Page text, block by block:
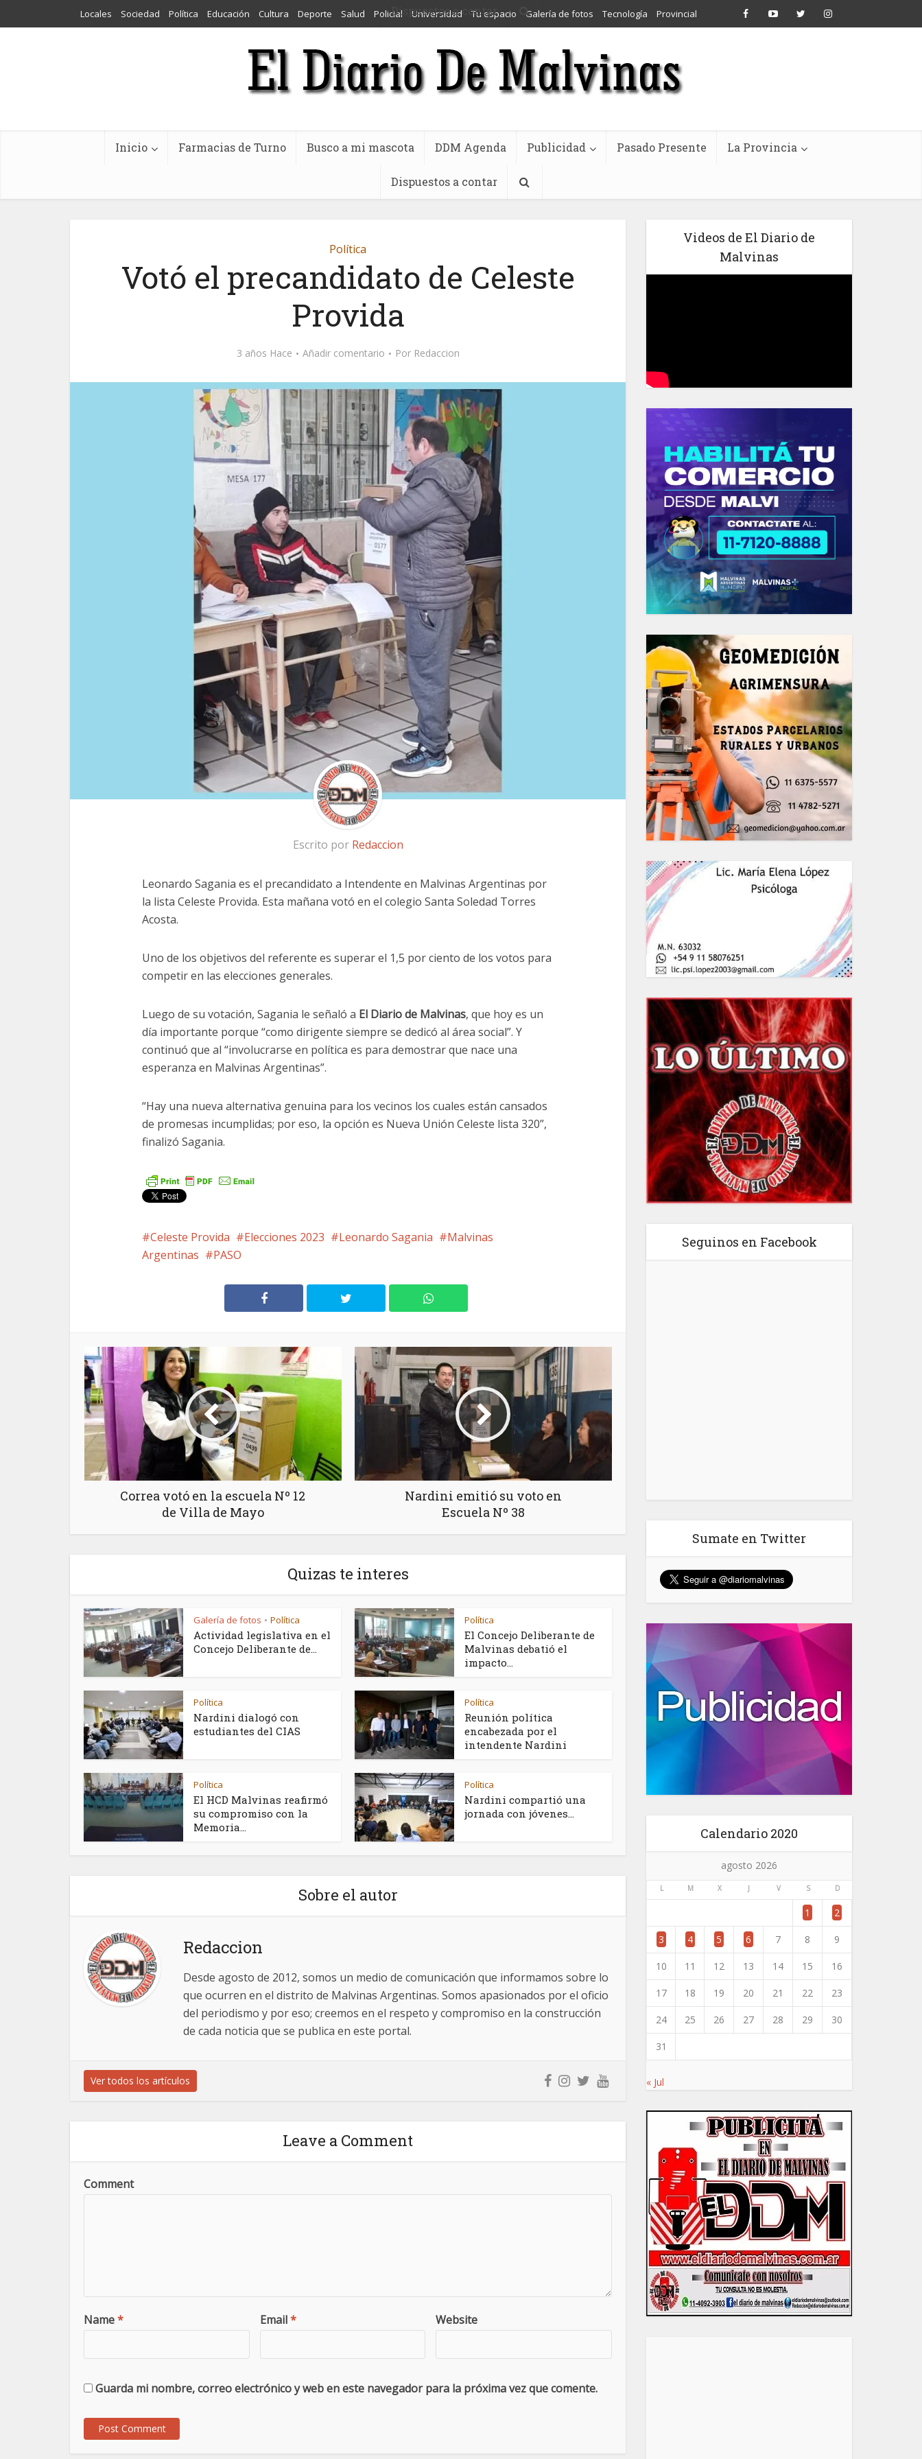
Dispuestos a contar
Locales Sociedad Política Educación Cultura Deporte Salud Policial Universidad Tu espacio Galería de fotos Tecnología Provincial
Inicio Farmacias de Turno Busco a mi mascota DDM Agenda Publicidad Pasado Presente La Provincia
Dispuestos a contar
Política
Votó el precandidato de Celeste
Provida
3 años Hace Añadir comentario Por Redaccion
Escrito por Redaccion
Leonardo Sagania es el precandidato a Intendente en Malvinas Argentinas por
la lista Celeste Provida. Esta mañana votó en el colegio Santa Soledad Torres
Acosta.
Uno de los objetivos del referente es superar el 1,5 por ciento de los votos para
competir en las elecciones generales.
Luego de su votación, Sagania le señaló a El Diario de Malvinas, que hoy es un
día importante porque “como dirigente siempre se dedicó al área social”. Y
continuó que al “involucrarse en política es para demostrar que nace una
esperanza en Malvinas Argentinas”.
“Hay una nueva alternativa genuina para los vecinos los cuales están cansados
de promesas incumplidas; por eso, la opción es Nueva Unión Celeste lista 320”,
finalizó Sagania.
Celeste Provida Elecciones 2023 Leonardo Sagania
Malvinas
Argentinas
PASO
Correa votó en la escuela Nº 12
de Villa de Mayo
Nardini emitió su voto en
Escuela Nº 38
Quizas te interes
Galería de fotos • Política
Actividad legislativa en el
Concejo Deliberante de...
Política
El Concejo Deliberante de
Malvinas debatió el
impacto...
Política
Nardini dialogó con
estudiantes del CIAS
Política
Reunión política
encabezada por el
intendente Nardini
Política
El HCD Malvinas reafirmó
su compromiso con la
Memoria...
Política
Nardini compartió una
jornada con jóvenes...
Sobre el autor
Redaccion
Desde agosto de 2012, somos un medio de comunicación que informamos sobre lo
que ocurren en el distrito de Malvinas Argentinas. Somos apasionados por el oficio
del periodismo y por eso; creemos en el respeto y compromiso en la construcción
de cada noticia que se publica en este portal.
Ver todos los artículos
Leave a Comment
Comment
Name* Email* Website
Guarda mi nombre, correo electrónico y web en este navegador para la próxima vez que comente.
Videos de El Diario de
Malvinas
Seguinos en Facebook
Sumate en Twitter
Calendario 2020
agosto 2026
L M X J V S D
1 2
3 4 5 6 7 8 9
10 11 12 13 14 15 16
17 18 19 20 21 22 23
24 25 26 27 28 29 30
31
« Jul